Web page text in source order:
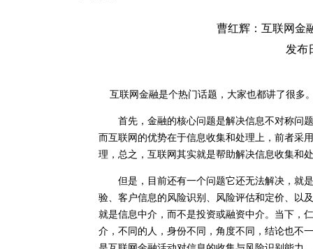
曹红辉：互联网金
发布
互联网金融是个热门话题，大家也都讲了很多
首先，金融的核心问题是解决信息不对称问题
而互联网的优势在于信息收集和处理上，前者采
理，总之，互联网其实就是帮助解决信息收集和
但是，目前还有一个问题它还无法解决，就是
验、客户信息的风险识别、风险评估和定价、以
就是信息中介，而不是投资或融资中介。当下，
介，不同的人，身份不同，角度不同，结论也不